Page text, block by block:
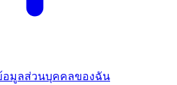
มูลส่วนบุคคลของฉัน